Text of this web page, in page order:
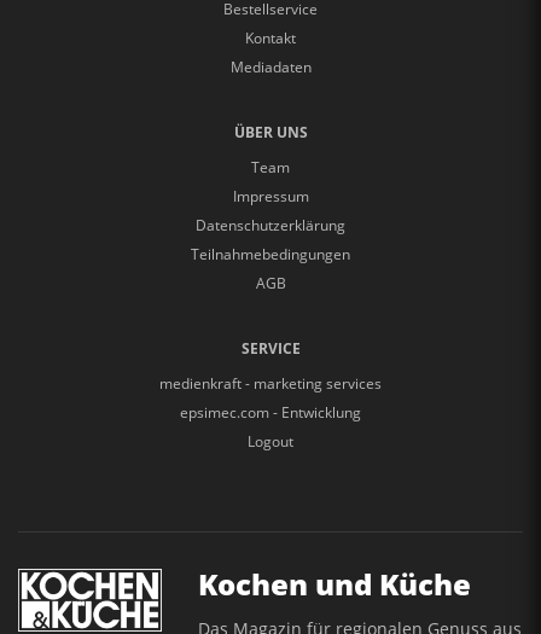
Bestellservice
Kontakt
Mediadaten
ÜBER UNS
Team
Impressum
Datenschutzerklärung
Teilnahmebedingungen
AGB
SERVICE
medienkraft - marketing services
epsimec.com - Entwicklung
Logout
Kochen und Küche
Das Magazin für regionalen Genuss aus